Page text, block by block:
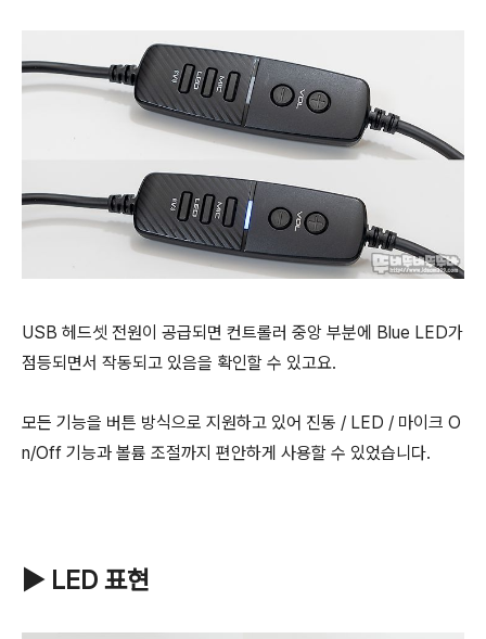
USB 헤드셋 전원이 공급되면 컨트롤러 중앙 부분에 Blue LED가
점등되면서 작동되고 있음을 확인할 수 있고요.
모든 기능을 버튼 방식으로 지원하고 있어 진동 / LED / 마이크 O
n/Off 기능과 볼륨 조절까지 편안하게 사용할 수 있었습니다.
▶ LED 표현